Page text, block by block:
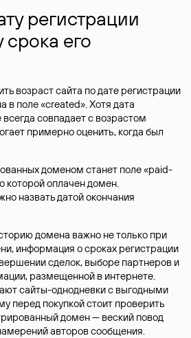
регистрации
его
возраст сайта по дате регистрации
в поле «created». Хотя дата
совпадает с возрастом
примерно оценить, когда был
доменом станет поле «paid-
которой оплачен домен.
назвать датой окончания
домена важно не только при
информация о сроках регистрации
сделок, выборе партнеров и
размещенной в интернете.
сайты-однодневки с выгодными
перед покупкой стоит проверить
домен — веский повод
авторов сообщения.